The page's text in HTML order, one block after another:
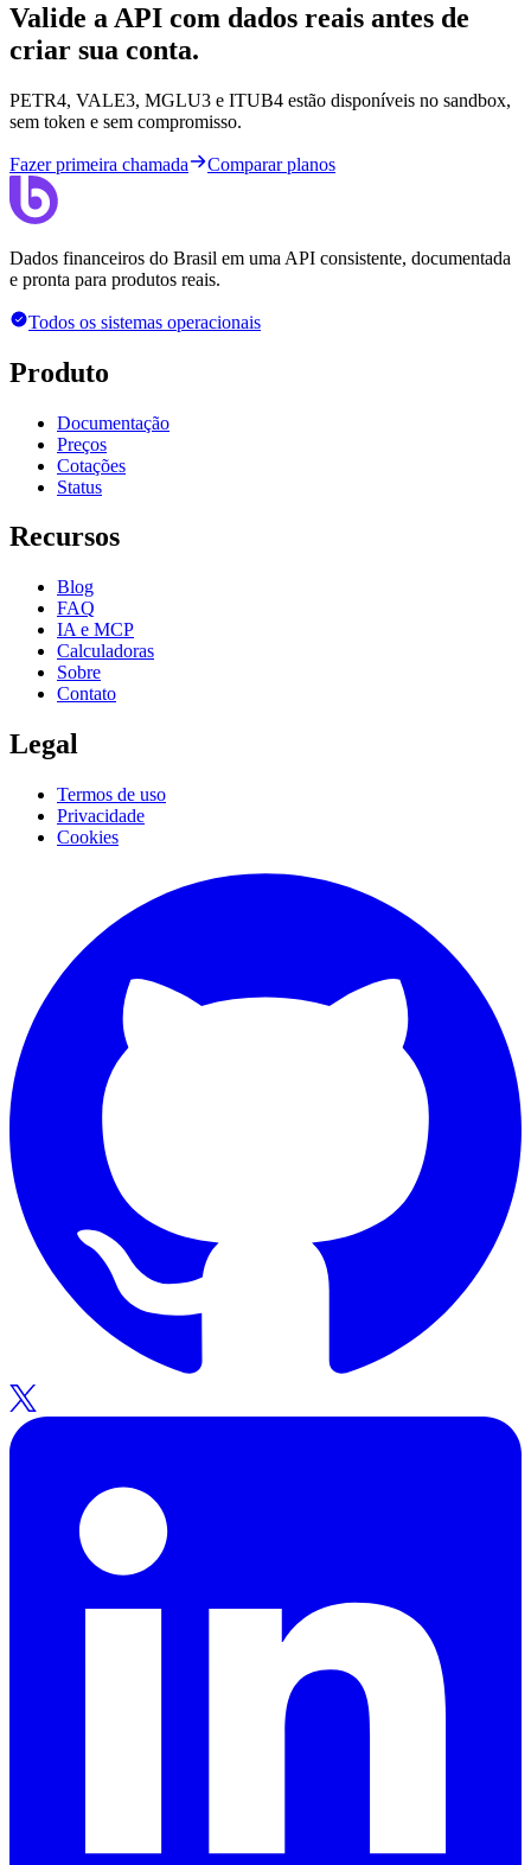
Valide a API com dados reais antes de
criar sua conta.
PETR4, VALE3, MGLU3 e ITUB4 estão disponíveis no sandbox,
sem token e sem compromisso.
Fazer primeira chamada Comparar planos
Dados financeiros do Brasil em uma API consistente, documentada
e pronta para produtos reais.
Todos os sistemas operacionais
Produto
Documentação
Preços
Cotações
Status
Recursos
Blog
FAQ
IA e MCP
Calculadoras
Sobre
Contato
Legal
Termos de uso
Privacidade
Cookies